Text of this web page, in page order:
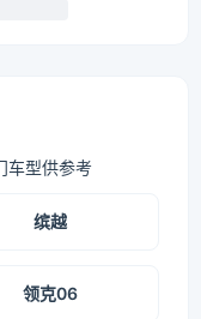
车型供参考
缤越
领克06